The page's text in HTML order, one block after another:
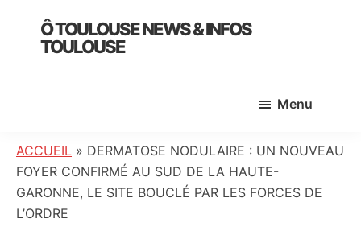
primary
Ô TOULOUSE NEWS & INFOS
TOULOUSE
:
info
locale,
société,
Menu
ACCUEIL » DERMATOSE NODULAIRE : UN NOUVEAU
FOYER CONFIRMÉ AU SUD DE LA HAUTE-
GARONNE, LE SITE BOUCLÉ PAR LES FORCES DE
L’ORDRE